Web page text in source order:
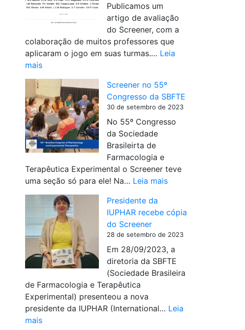
p
r
o
c
e
s
o
d
e
e
ç
ã
o
!
a
Publicamos um
artigo de avaliação
do Screener, com a
colaboração de muitos professores que
aplicaram o jogo em suas turmas.… Leia
mais:
t
i
g
o
d
A
v
a
l
i
a
ç
ã
o
o
S
c
r
Screener no 55º
Congresso da SBFTE
30 de setembro de 2023
No 55º Congresso
da Sociedade
Brasileirta de
Farmacologia e
Terapêutica Experimental o Screener teve
uma seção só para ele! Na… Leia mais:
r
e
n
e
r
5
Presidente da
IUPHAR recebe cópia
do Screener
28 de setembro de 2023
Em 28/09/2023, a
diretoria da SBFTE
(Sociedade Brasileira
de Farmacologia e Terapêutica
Experimental) presenteou a nova
presidente da IUPHAR (International… Leia
mais: